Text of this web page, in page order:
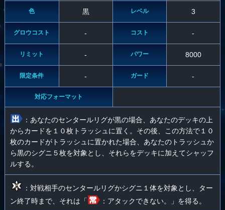
色 黒 レベル 3
グロウコスト - コスト -
リミット - パワー 8000
限定条件 - ガード -
対応フォーマット
：あなたのセンタールリグが黒の場合、あなたのデッキの上
からカードを１０枚トラッシュに置く。その後、この方法で１０
枚のカードがトラッシュに置かれた場合、あなたのトラッシュか
ら黒のシグニ５枚を対象とし、それらをデッキに加えてシャッフ
ルする。
：対戦相手のセンタールリグかシグニ１体を対象とし、ター
ン終了時まで、それは「
：アタックできない。」を得る。